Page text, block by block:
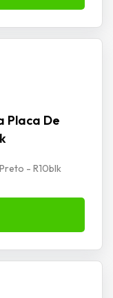
Placa De
- R10blk